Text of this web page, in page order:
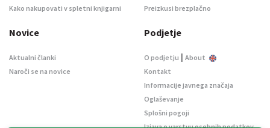
Kako nakupovati v spletni knjigarni
Preizkusi brezplačno
Novice
Aktualni članki
Naroči se na novice
Podjetje
O podjetju | About
Kontakt
Informacije javnega značaja
Oglaševanje
Splošni pogoji